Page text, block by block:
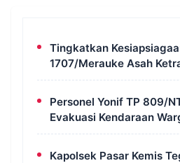
Tingkatkan
1707/Merauke Asah
Petugas Damkar
Personel Yonif TP 809/
Evakuasi Kendaraan
Terperosok ke Jurang
Kapolsek Pasar Kemis